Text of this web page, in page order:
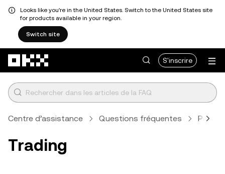
Looks like you're in the United States. Switch to the United States site
for products available in your region.
Switch site
S'inscrire
Centre d’assistance Questions fréquentes
Trading